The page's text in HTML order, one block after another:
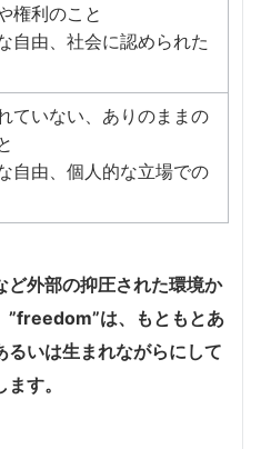
権利のこと
自由、社会に認められた
ていない、ありのままの
自由、個人的な立場での
外部の抑圧された環境か
”freedom”は、もともとあ
るいは生まれながらにして
す。